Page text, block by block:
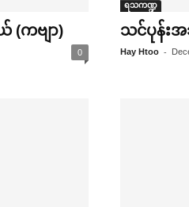
(ကဗျာ)
0
ရသကဏ္ဍ
သင်ပုန်း
Hay Htoo -